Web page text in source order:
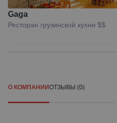
Gaga
Ресторан грузинской кухни $$
О КОМПАНИИОТЗЫВЫ (0)